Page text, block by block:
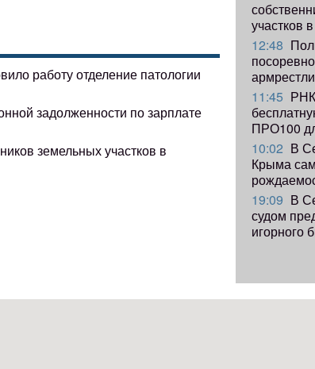
работу отделение патологии
задолженности по зарплате
земельных участков в
участков
12:48
11:45
ПРО100
10:02 В
Крыма
19:09 В
судом
игорного